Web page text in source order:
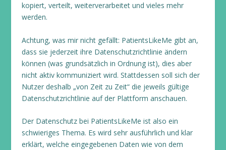
kopiert, verteilt, weiterverarbeitet und vieles mehr
werden.
Achtung, was mir nicht gefällt: PatientsLikeMe gibt an,
dass sie jederzeit ihre Datenschutzrichtlinie ändern
können (was grundsätzlich in Ordnung ist), dies aber
nicht aktiv kommuniziert wird. Stattdessen soll sich der
Nutzer deshalb „von Zeit zu Zeit“ die jeweils gültige
Datenschutzrichtlinie auf der Plattform anschauen.
Der Datenschutz bei PatientsLikeMe ist also ein
schwieriges Thema. Es wird sehr ausführlich und klar
erklärt, welche eingegebenen Daten wie von dem